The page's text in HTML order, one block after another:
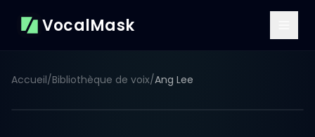
VocalMask
Accueil/Bibliothèque de voix/Ang Lee